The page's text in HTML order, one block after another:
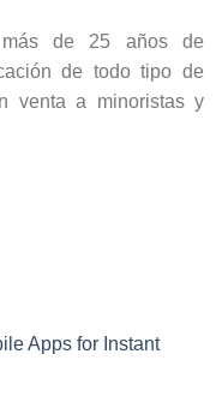
más de 25 años de
de todo tipo de
venta a minoristas y
Apps for Instant